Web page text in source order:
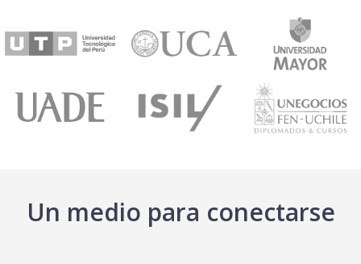
Un medio para conectarse